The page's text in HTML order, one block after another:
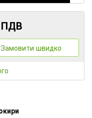
ПДВ
Замовити швидко